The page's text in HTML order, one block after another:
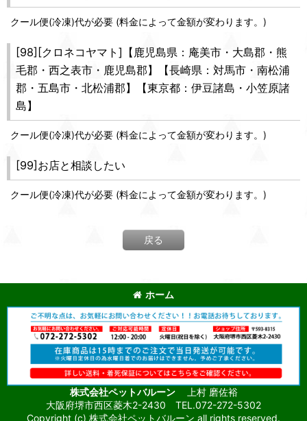
クール便(冷凍)代が必要 (料金によって金額が変わります。)
[98][クロネコヤマト]【鹿児島県：庵美市・大島郡・熊
毛郡・西之表市・鹿児島郡】【長崎県：対馬市・南松浦
郡・五島市・北松浦郡】【東京都：伊豆諸島・小笠原諸
島】
クール便(冷凍)代が必要 (料金によって金額が変わります。)
[99]お店と相談したい
クール便(冷凍)代が必要 (料金によって金額が変わります。)
戻る
ホーム
株式会社ペットバルーン
上村 磨佐裕
大阪府堺市西区菱木2-2430 TEL.072-272-5302
Copyright (c) 株式会社ペットバルーン all rights reserved.